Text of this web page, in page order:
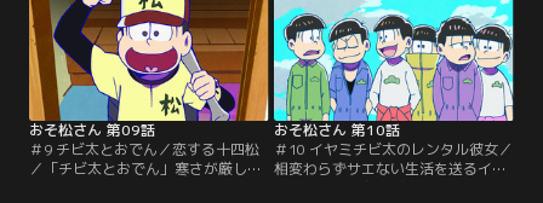
をいち早く歩み始めたトド松が、今
の生活を維持するために大奮闘！！
「北へ」デカパンとダヨーンの気ま
まなふたり旅。ふたりで旅に出かけ
たデカパンとダヨーン…。【提供：
バンダイチャンネル】
そして、ついにその男、おそ松の実
力を目にするときがやってきた！！
「トト子の夢」今はまだまだかなわ
ないが、トト子には、絶対にたくさ
んのファンに愛される…。【提供：
バンダイチャンネル】
おそ松さん 第09話
＃9 チビ太とおでん／恋する十四松
／「チビ太とおでん」寒さが厳しい
おそ松さん 第10話
＃10 イヤミチビ太のレンタル彼女／
相変わらずサエない生活を送るイヤ
ミが、昔の盟友チビ太を巻き込んで